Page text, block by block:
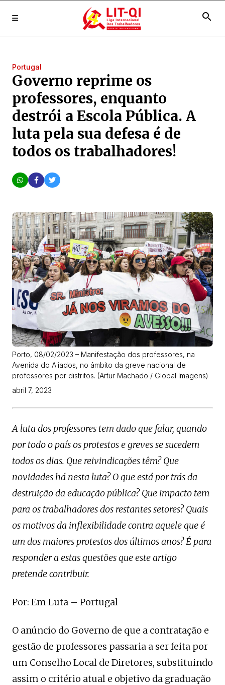
search
Portugal
Governo reprime os
professores, enquanto
destrói a Escola Pública. A
luta pela sua defesa é de
todos os trabalhadores!
Porto, 08/02/2023 – Manifestação dos professores, na
Avenida do Aliados, no âmbito da greve nacional de
professores por distritos. (Artur Machado / Global Imagens)
abril 7, 2023
A luta dos professores tem dado que falar, quando
por todo o país os protestos e greves se sucedem
todos os dias. Que reivindicações têm? Que
novidades há nesta luta? O que está por trás da
destruição da educação pública? Que impacto tem
para os trabalhadores dos restantes setores? Quais
os motivos da inflexibilidade contra aquele que é
um dos maiores protestos dos últimos anos? É para
responder a estas questões que este artigo
pretende contribuir.
Por: Em Luta – Portugal
O anúncio do Governo de que a contratação e
gestão de professores passaria a ser feita por
um Conselho Local de Diretores, substituindo
assim o critério atual e objetivo da graduação